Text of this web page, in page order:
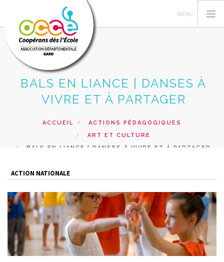
L'OCCE 30
GERER SA COOPERATIVE
ACTIONS PÉDAGOGIQUES
RESSOURCES PEDAGOGIQUES
CONTACT
BALS EN LIANCE | DANSES À
VIVRE ET À PARTAGER
ACCUEIL
ACTIONS PÉDAGOGIQUES
ART ET CULTURE
BALS EN LIANCE | DANSES À VIVRE ET À PARTAGER
ACTION NATIONALE